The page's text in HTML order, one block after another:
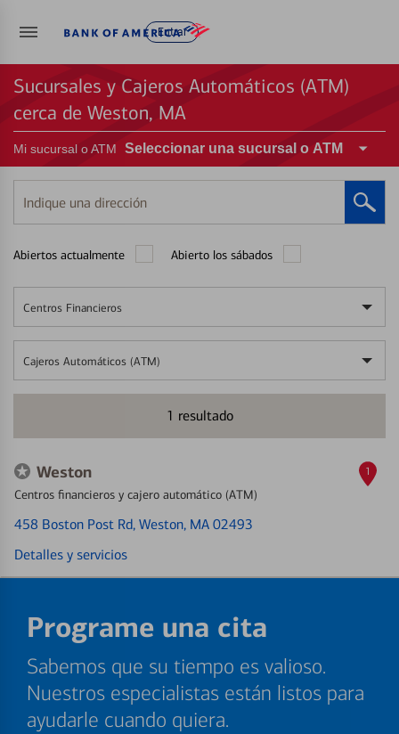
Entrar
Sucursales y Cajeros Automáticos (ATM)
cerca de Weston, MA
Mi sucursal o ATM Seleccionar una sucursal o ATM
Indique
una
Abiertos actualmente Abierto los sábados
Centros Financieros
Cajeros Automáticos (ATM)
1 resultado
Weston
Centros financieros y cajero automático (ATM)
458 Boston Post Rd, Weston, MA 02493
Detalles y servicios
1
Programe una cita
Sabemos que su tiempo es valioso.
Nuestros especialistas están listos para
ayudarle cuando quiera.